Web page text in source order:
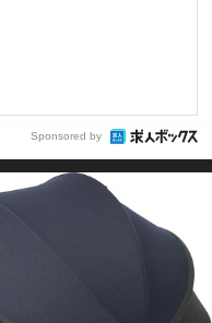
Sponsored by